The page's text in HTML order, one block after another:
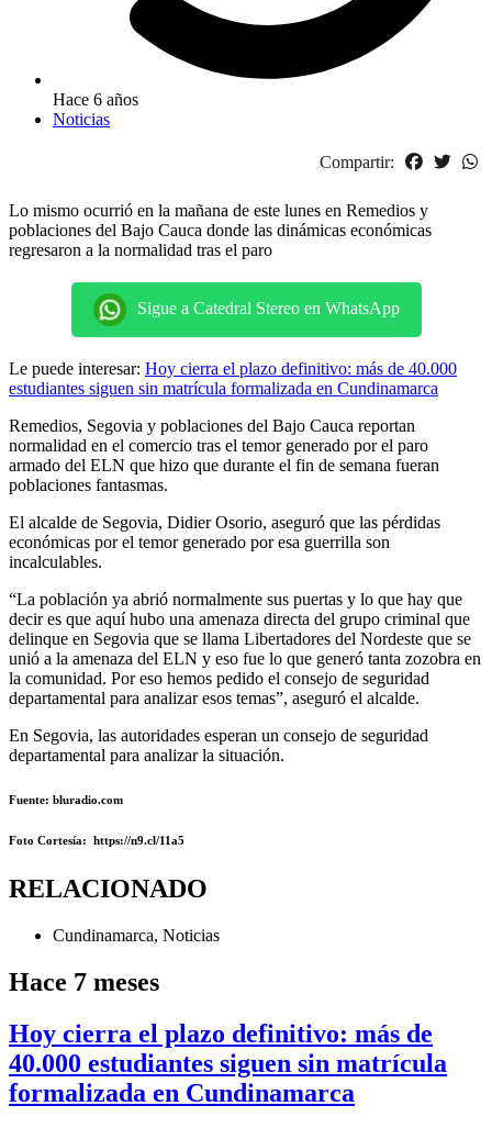
Hace 6 años
Noticias
Compartir:
Lo mismo ocurrió en la mañana de este lunes en Remedios y
poblaciones del Bajo Cauca donde las dinámicas económicas
regresaron a la normalidad tras el paro
Sigue a Catedral Stereo en WhatsApp
Le puede interesar: Hoy cierra el plazo definitivo: más de 40.000
estudiantes siguen sin matrícula formalizada en Cundinamarca
Remedios, Segovia y poblaciones del Bajo Cauca reportan
normalidad en el comercio tras el temor generado por el paro
armado del ELN que hizo que durante el fin de semana fueran
poblaciones fantasmas.
El alcalde de Segovia, Didier Osorio, aseguró que las pérdidas
económicas por el temor generado por esa guerrilla son
incalculables.
“La población ya abrió normalmente sus puertas y lo que hay que
decir es que aquí hubo una amenaza directa del grupo criminal que
delinque en Segovia que se llama Libertadores del Nordeste que se
unió a la amenaza del ELN y eso fue lo que generó tanta zozobra en
la comunidad. Por eso hemos pedido el consejo de seguridad
departamental para analizar esos temas”, aseguró el alcalde.
En Segovia, las autoridades esperan un consejo de seguridad
departamental para analizar la situación.
Fuente: bluradio.com
Foto Cortesía: https://n9.cl/11a5
RELACIONADO
Cundinamarca, Noticias
Hace 7 meses
Hoy cierra el plazo definitivo: más de
40.000 estudiantes siguen sin matrícula
formalizada en Cundinamarca